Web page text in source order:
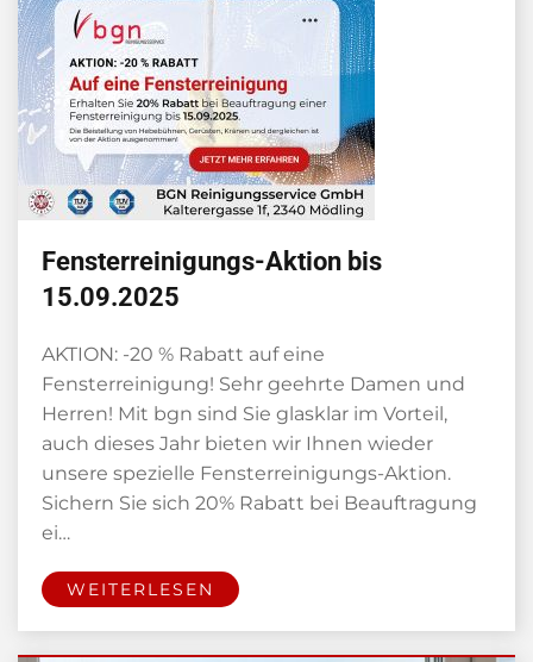
Fensterreinigungs-Aktion bis
15.09.2025
AKTION: -20 % Rabatt auf eine
Fensterreinigung! Sehr geehrte Damen und
Herren! Mit bgn sind Sie glasklar im Vorteil,
auch dieses Jahr bieten wir Ihnen wieder
unsere spezielle Fensterreinigungs-Aktion.
Sichern Sie sich 20% Rabatt bei Beauftragung
ei…
WEITERLESEN